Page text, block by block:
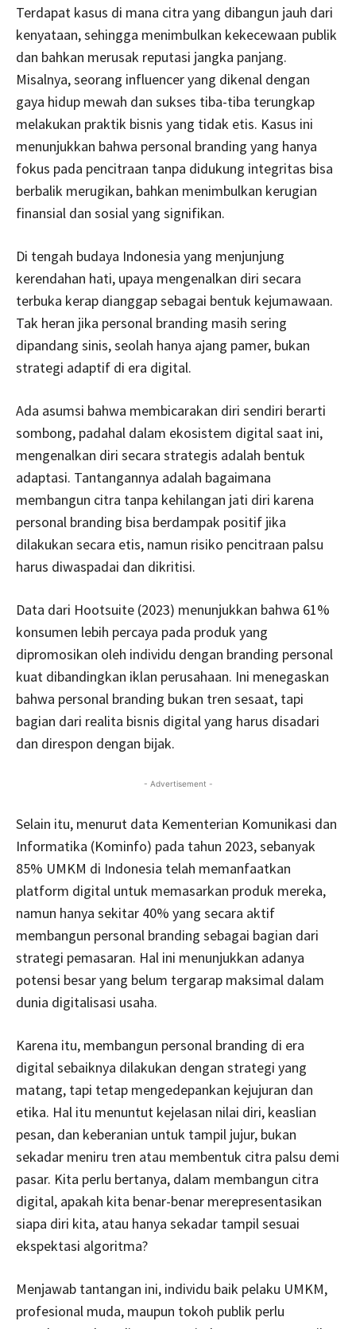
Terdapat kasus di mana citra yang dibangun jauh dari
kenyataan, sehingga menimbulkan kekecewaan publik
dan bahkan merusak reputasi jangka panjang.
Misalnya, seorang influencer yang dikenal dengan
gaya hidup mewah dan sukses tiba-tiba terungkap
melakukan praktik bisnis yang tidak etis. Kasus ini
menunjukkan bahwa personal branding yang hanya
fokus pada pencitraan tanpa didukung integritas bisa
berbalik merugikan, bahkan menimbulkan kerugian
finansial dan sosial yang signifikan.
Di tengah budaya Indonesia yang menjunjung
kerendahan hati, upaya mengenalkan diri secara
terbuka kerap dianggap sebagai bentuk kejumawaan.
Tak heran jika personal branding masih sering
dipandang sinis, seolah hanya ajang pamer, bukan
strategi adaptif di era digital.
Ada asumsi bahwa membicarakan diri sendiri berarti
sombong, padahal dalam ekosistem digital saat ini,
mengenalkan diri secara strategis adalah bentuk
adaptasi. Tantangannya adalah bagaimana
membangun citra tanpa kehilangan jati diri karena
personal branding bisa berdampak positif jika
dilakukan secara etis, namun risiko pencitraan palsu
harus diwaspadai dan dikritisi.
Data dari Hootsuite (2023) menunjukkan bahwa 61%
konsumen lebih percaya pada produk yang
dipromosikan oleh individu dengan branding personal
kuat dibandingkan iklan perusahaan. Ini menegaskan
bahwa personal branding bukan tren sesaat, tapi
bagian dari realita bisnis digital yang harus disadari
dan direspon dengan bijak.
- Advertisement -
Selain itu, menurut data Kementerian Komunikasi dan
Informatika (Kominfo) pada tahun 2023, sebanyak
85% UMKM di Indonesia telah memanfaatkan
platform digital untuk memasarkan produk mereka,
namun hanya sekitar 40% yang secara aktif
membangun personal branding sebagai bagian dari
strategi pemasaran. Hal ini menunjukkan adanya
potensi besar yang belum tergarap maksimal dalam
dunia digitalisasi usaha.
Karena itu, membangun personal branding di era
digital sebaiknya dilakukan dengan strategi yang
matang, tapi tetap mengedepankan kejujuran dan
etika. Hal itu menuntut kejelasan nilai diri, keaslian
pesan, dan keberanian untuk tampil jujur, bukan
sekadar meniru tren atau membentuk citra palsu demi
pasar. Kita perlu bertanya, dalam membangun citra
digital, apakah kita benar-benar merepresentasikan
siapa diri kita, atau hanya sekadar tampil sesuai
ekspektasi algoritma?
Menjawab tantangan ini, individu baik pelaku UMKM,
profesional muda, maupun tokoh publik perlu